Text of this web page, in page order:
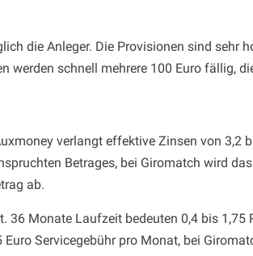
die Anleger. Die Provisionen sind sehr
werden schnell mehrere 100 Euro fällig,
verlangt effektive Zinsen von 3,2
Betrages, bei Giromatch wird
ab.
Monate Laufzeit bedeuten 0,4 bis
Servicegebühr pro Monat, bei